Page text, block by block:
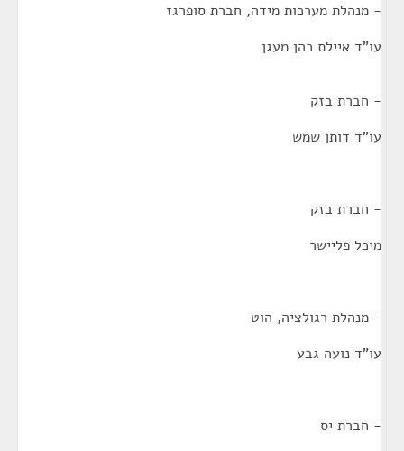
- מנהלת מערכות מידה, חברת סופרגז
עו"ד איילת כהן מעגן
- חברת בזק
עו"ד דותן שמש
- חברת בזק
מיכל פליישר
- מנהלת רגולציה, הוט
עו"ד נועה גבע
- חברת יס